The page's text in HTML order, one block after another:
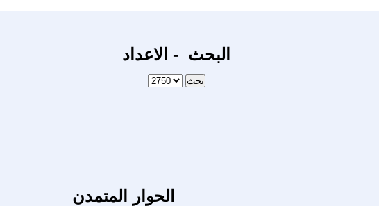
البحث - الاعداد
الحوار المتمدن